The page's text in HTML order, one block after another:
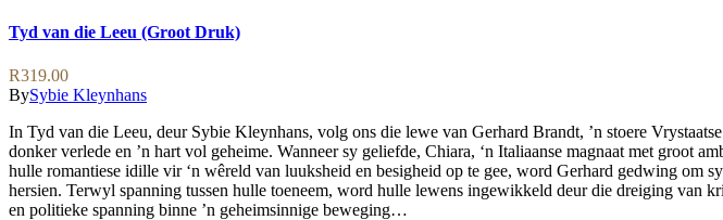
The
options
be
chosen
on
the
product
page
Tyd van die Leeu (Groot Druk)
R319.00
BySybie Kleynhans
In Tyd van die Leeu, deur Sybie Kleynhans, volg ons die lewe van Gerhard Brandt, ’n stoere Vrystaatse
donker verlede en ’n hart vol geheime. Wanneer sy geliefde, Chiara, ‘n Italiaanse magnaat met groot
hulle romantiese idille vir ‘n wêreld van luuksheid en besigheid op te gee, word Gerhard gedwing om
hersien. Terwyl spanning tussen hulle toeneem, word hulle lewens ingewikkeld deur die dreiging van
en politieke spanning binne ’n geheimsinnige beweging…